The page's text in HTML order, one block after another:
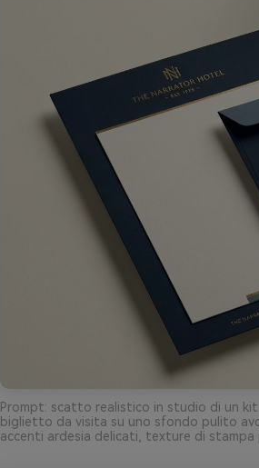
Prompt: scatto realistico in studio di un
biglietto da visita su uno sfondo pulito
accenti ardesia delicati, texture di stampa